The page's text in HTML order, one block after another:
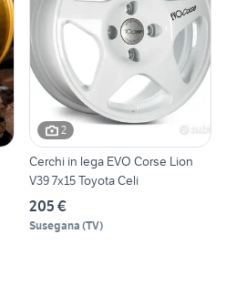
2
Cerchi in lega EVO Corse Lion
V39 7x15 Toyota Celi
205 €
Susegana (TV)